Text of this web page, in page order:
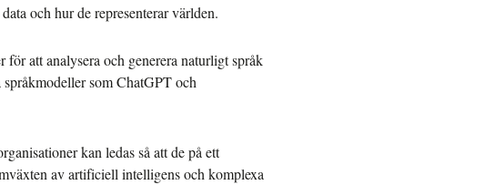
och hur de representerar världen.
för att analysera och generera naturligt språk
som ChatGPT och
kan ledas så att de på ett
av artificiell intelligens och komplexa